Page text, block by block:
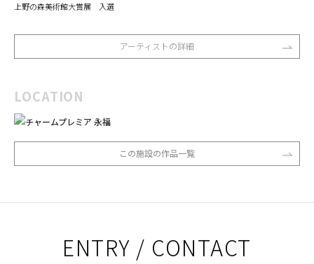
上野の森美術館大賞展 入選
アーティストの詳細
LOCATION
この施設の作品一覧
ENTRY / CONTACT